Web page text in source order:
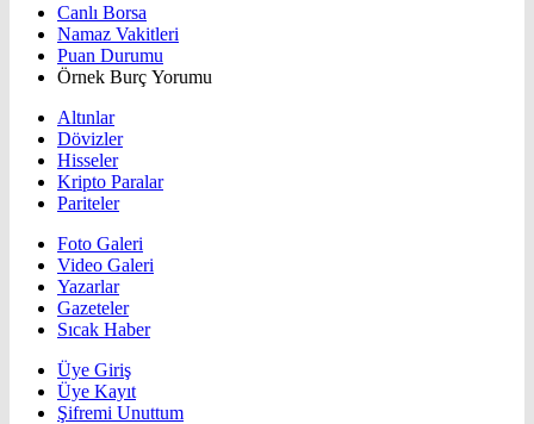
Canlı Borsa
Namaz Vakitleri
Puan Durumu
Örnek Burç Yorumu
Altınlar
Dövizler
Hisseler
Kripto Paralar
Pariteler
Foto Galeri
Video Galeri
Yazarlar
Gazeteler
Sıcak Haber
Üye Giriş
Üye Kayıt
Şifremi Unuttum